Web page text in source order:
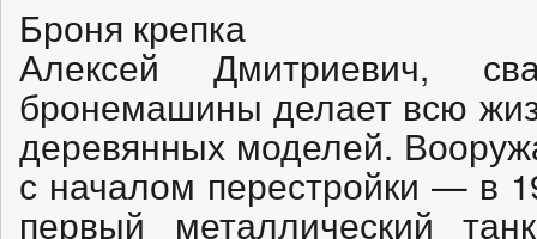
Броня крепка
Алексей Дмитриевич,
бронемашины делает всю
деревянных моделей.
с началом перестройки — в
первый металлический